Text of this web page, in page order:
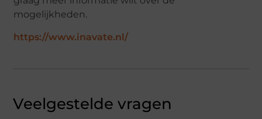
mogelijkheden.
https://www.inavate.nl/
Veelgestelde vragen